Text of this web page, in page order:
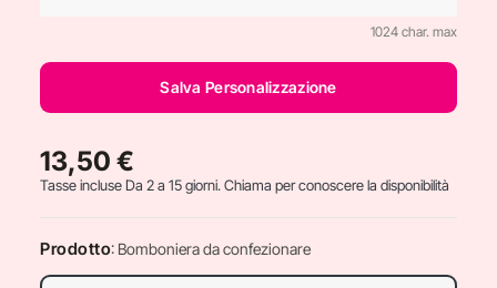
1024 char. max
Salva Personalizzazione
13,50 €
Tasse incluseDa 2 a 15 giorni. Chiama per conoscere la disponibilità
Prodotto: Bomboniera da confezionare